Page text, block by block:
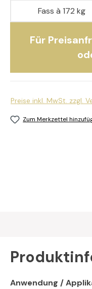
Fass à 172 kg
Für
Preise inkl. MwSt. zzgl.
Zum Merkzettel
Anwendung /